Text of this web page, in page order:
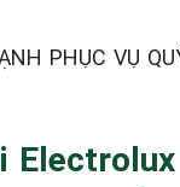
PHỤC VỤ